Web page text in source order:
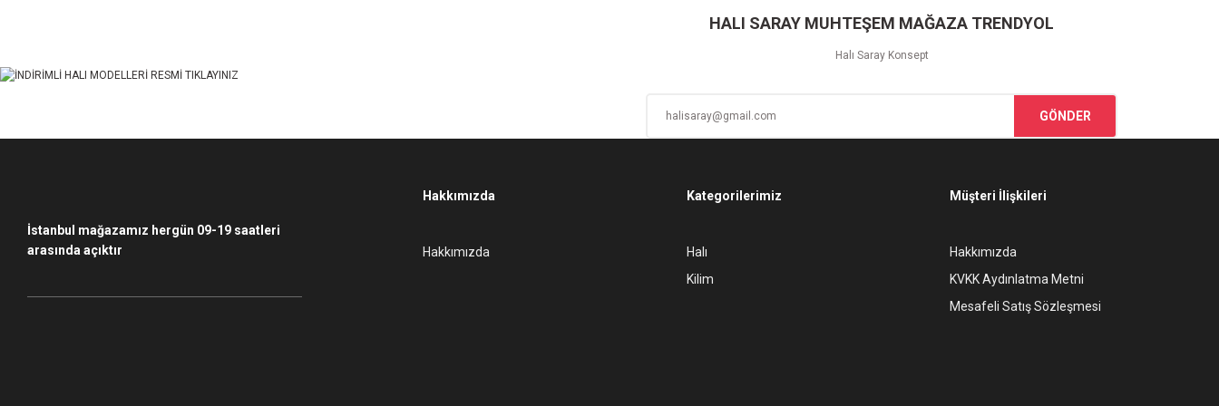
Ürün fiyatı diğer sitelerden daha pahalı.
HALI SARAY MUHTEŞEM MAĞAZA TRENDYOL
Halı Saray Konsept
GÖNDER
İstanbul mağazamız hergün 09-19 saatleri
arasında açıktır
Hakkımızda
Hakkımızda
Kategorilerimiz
Halı
Kilim
Müşteri İlişkileri
Hakkımızda
KVKK Aydınlatma Metni
Mesafeli Satış Sözleşmesi